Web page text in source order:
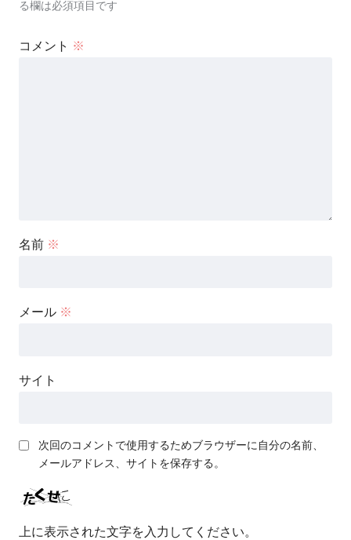
る欄は必須項目です
コメント ※
名前 ※
メール ※
サイト
次回のコメントで使用するためブラウザーに自分の名前、
メールアドレス、サイトを保存する。
上に表示された文字を入力してください。